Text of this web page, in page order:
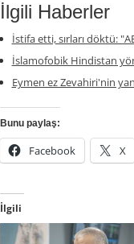
İlgili Haberler
İstifa etti, sırları döktü:
İslamofobik Hindistan
Eymen ez Zevahiri'nin
Bunu paylaş:
Facebook X
İlgili